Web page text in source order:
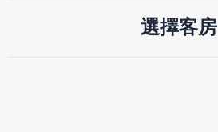
選擇客房